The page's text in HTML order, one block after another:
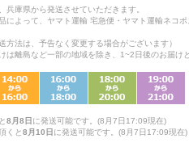
兵庫県から発送させていただきます。
によって、ヤマト運輸 宅急便・ヤマト運輸ネコ
方法は、予告なく変更する場合がございます）
は離島など一部の地域を除き、1~2日後のお届け
8月8日 に発送可能です。(8月7日17:09現在)
くと8月10日 に発送可能です。(8月7日17:09現在)